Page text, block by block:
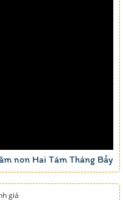
non Hai Tám Tháng Bảy
giá